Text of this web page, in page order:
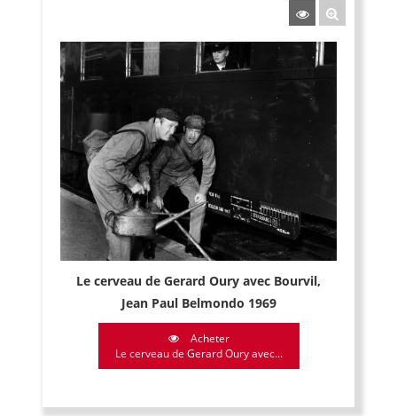
Le cerveau de Gerard Oury avec Bourvil,
Jean Paul Belmondo 1969
Acheter
Le cerveau de Gerard Oury avec...